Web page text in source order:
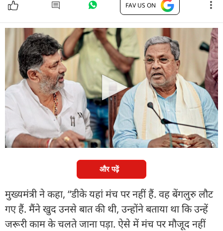
FAV US ON
मैसूर में एक कार्यक्रम के दौरान उस समय अजीब स्थिति पैदा
हो गई जब कर्नाटक मुख्यमंत्री सिद्धारमैया ने मंच पर नेताओं
का स्वागत करते हुए उपमुख्यमंत्री डी.के. शिवकुमार का नाम
नहीं लिया. इस पर एक व्यक्ति ने सीएम को याद दिलाया कि
उन्होंने DK का नाम नहीं लिया है. जवाब में सीएम सिद्धारमैया
ने कहा कि जब डीके शिवकुमार मंच पर ही नहीं हैं, तो उनका
नाम लेने का कोई मतलब नहीं है.
और पढ़ें
मुख्यमंत्री ने कहा, “डीके यहां मंच पर नहीं हैं. वह बेंगलुरु लौट
गए हैं. मैंने खुद उनसे बात की थी, उन्होंने बताया था कि उन्हें
जरूरी काम के चलते जाना पड़ा. ऐसे में मंच पर मौजूद नहीं